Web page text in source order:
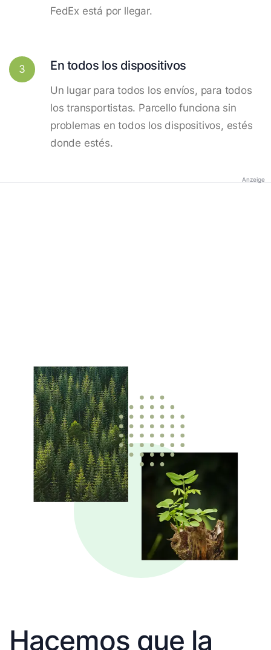
FedEx está por llegar.
3 En todos los dispositivos
Un lugar para todos los envíos, para todos
los transportistas. Parcello funciona sin
problemas en todos los dispositivos, estés
donde estés.
Anzeige
Hacemos que la